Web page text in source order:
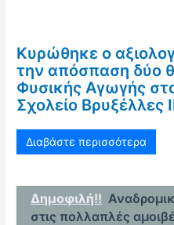
Κυρώθηκε ο
την απόσπαση δύο
Φυσικής Αγωγής
Σχολείο Βρυξέλλες
Διαβάστε περισσότερα
Δημοφιλή!!
στις πολλαπλές